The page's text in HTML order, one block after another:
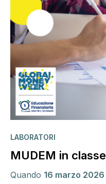
LABORATORI
MUDEM in classe
Quando 16 marzo 2026